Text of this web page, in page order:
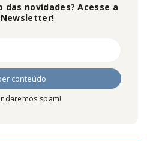
novidades? Acesse a
spam!